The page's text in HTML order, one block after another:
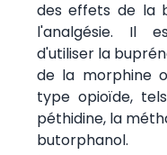
des effets de la
l'analgésie. Il
d'utiliser la
de la morphine
type opioïde,
péthidine, la
butorphanol.